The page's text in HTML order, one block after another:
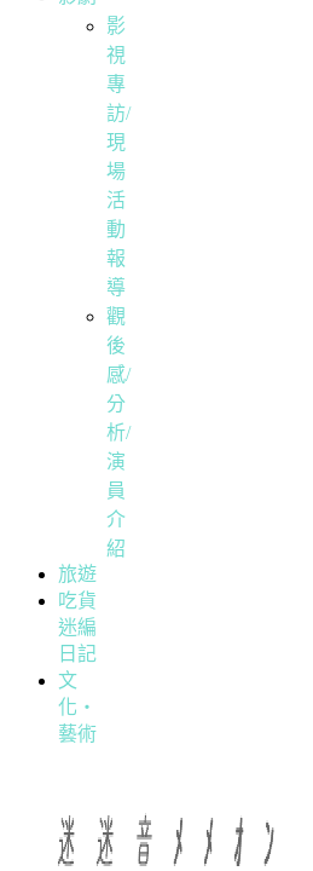
影
視
專
訪/
現
場
活
動
報
導
觀
後
感/
分
析/
演
員
介
紹
旅遊
吃貨
迷編
日記
文
化・
藝術